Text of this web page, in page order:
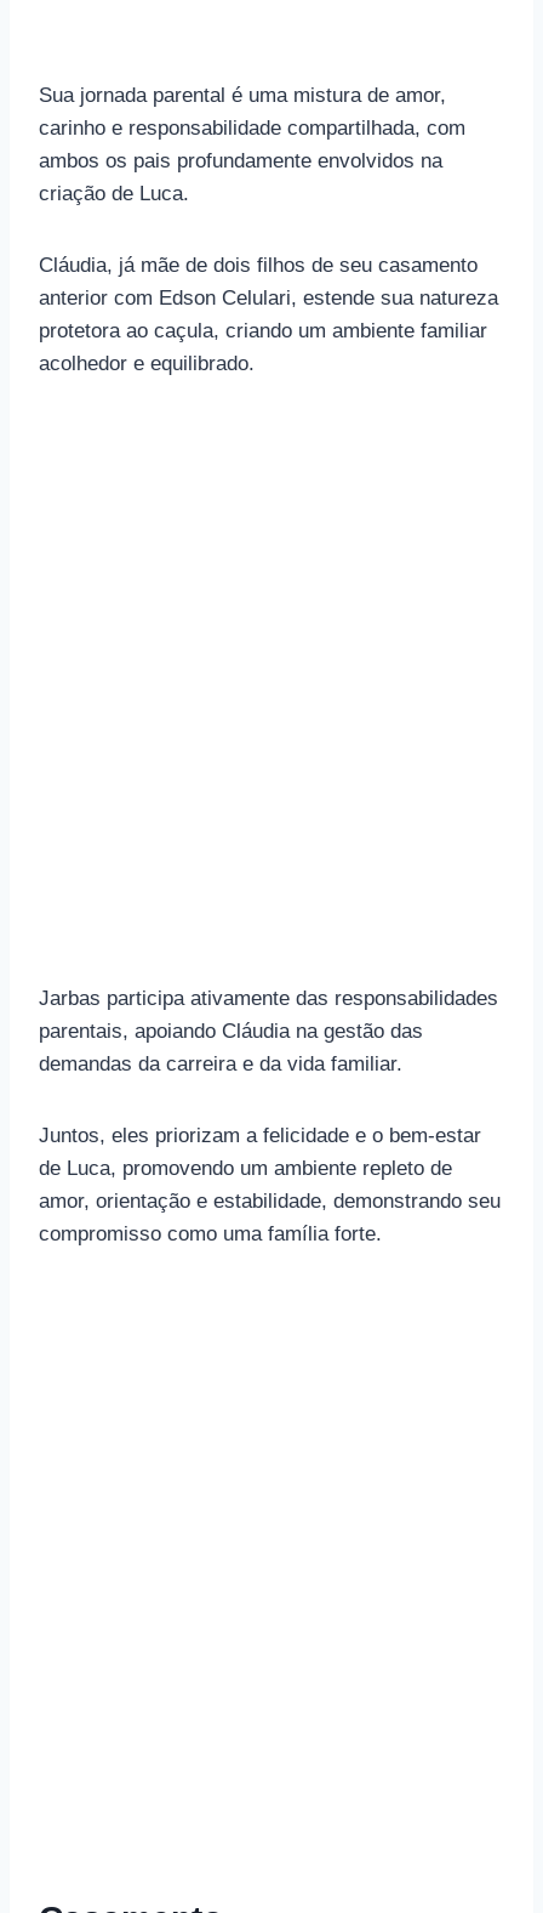
Sua jornada parental é uma mistura de amor,
carinho e responsabilidade compartilhada, com
ambos os pais profundamente envolvidos na
criação de Luca.
Cláudia, já mãe de dois filhos de seu casamento
anterior com Edson Celulari, estende sua natureza
protetora ao caçula, criando um ambiente familiar
acolhedor e equilibrado.
Jarbas participa ativamente das responsabilidades
parentais, apoiando Cláudia na gestão das
demandas da carreira e da vida familiar.
Juntos, eles priorizam a felicidade e o bem-estar
de Luca, promovendo um ambiente repleto de
amor, orientação e estabilidade, demonstrando seu
compromisso como uma família forte.